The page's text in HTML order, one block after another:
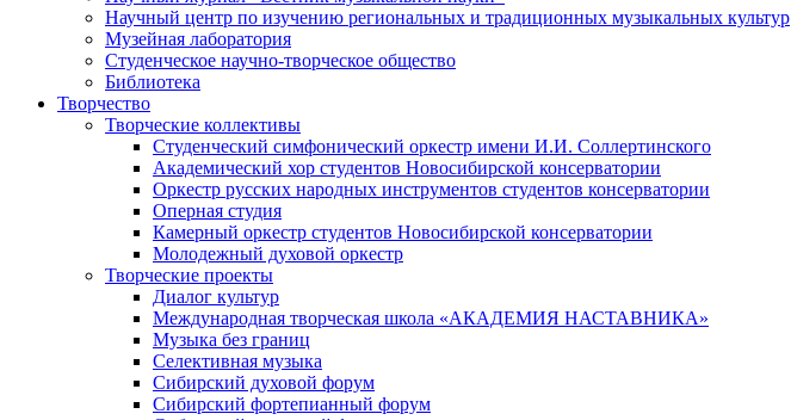
Научный центр по изучению региональных и традиционных музыкальных культур
Музейная лаборатория
Студенческое научно-творческое общество
Библиотека
Творчество
Творческие коллективы
Студенческий симфонический оркестр имени И.И. Соллертинского
Академический хор студентов Новосибирской консерватории
Оркестр русских народных инструментов студентов консерватории
Оперная студия
Камерный оркестр студентов Новосибирской консерватории
Молодежный духовой оркестр
Творческие проекты
Диалог культур
Международная творческая школа «АКАДЕМИЯ НАСТАВНИКА»
Музыка без границ
Селективная музыка
Сибирский духовой форум
Сибирский фортепианный форум